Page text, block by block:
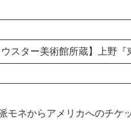
スター美術館所蔵】上野
モネからアメリカへのチケ